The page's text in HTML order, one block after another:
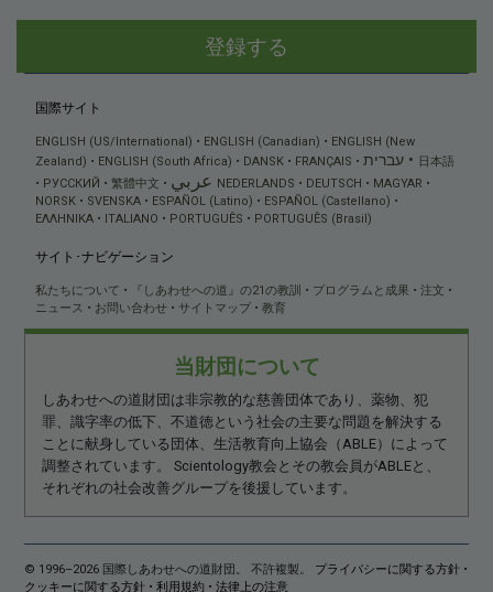
登録する
国際サイト
ENGLISH (US/International) ENGLISH (Canadian)
ENGLISH (New
Zealand)
ENGLISH (South Africa) DANSK FRANÇAIS עברית
日本語
РУССКИЙ
繁體中文 عربي NEDERLANDS DEUTSCH
MAGYAR
NORSK
SVENSKA ESPAÑOL (Latino)
ESPAÑOL (Castellano)
ΕΛΛΗΝΙΚA
ITALIANO PORTUGUÊS PORTUGUÊS (Brasil)
サイト･ナビゲーション
私たちについて 『しあわせへの道』の21の教訓 プログラムと成果
注文
ニュース
お問い合わせ サイトマップ 教育
当財団について
しあわせへの道財団は非宗教的な慈善団体であり、薬物、犯
罪、識字率の低下、不道徳という社会の主要な問題を解決する
ことに献身している団体、生活教育向上協会（ABLE）によって
調整されています。 Scientology教会とその教会員がABLEと、
それぞれの社会改善グループを後援しています。
© 1996–2026 国際しあわせへの道財団。 不許複製。 プライバシーに関する方針 •
クッキーに関する方針 •利用規約 •法律上の注意